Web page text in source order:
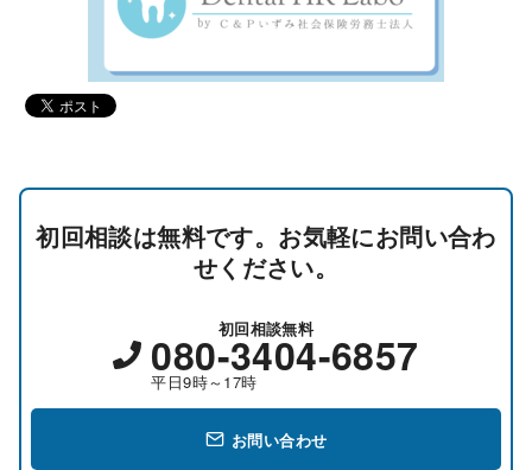
初回相談は無料です。お気軽にお問い合わ
せください。
初回相談無料
080-3404-6857
平日9時～17時
お問い合わせ